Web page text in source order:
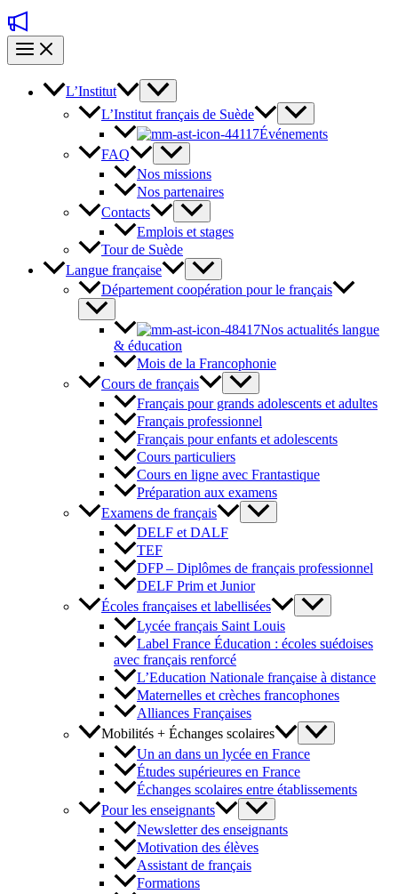
L’Institut
L’Institut français de Suède
Événements
FAQ
Nos missions
Nos partenaires
Contacts
Emplois et stages
Tour de Suède
Langue française
Département coopération pour le français
Nos actualités langue
& éducation
Mois de la Francophonie
Cours de français
Français pour grands adolescents et adultes
Français professionnel
Français pour enfants et adolescents
Cours particuliers
Cours en ligne avec Frantastique
Préparation aux examens
Examens de français
DELF et DALF
TEF
DFP – Diplômes de français professionnel
DELF Prim et Junior
Écoles françaises et labellisées
Lycée français Saint Louis
Label France Éducation : écoles suédoises
avec français renforcé
L’Education Nationale française à distance
Maternelles et crèches francophones
Alliances Françaises
Mobilités + Échanges scolaires
Un an dans un lycée en France
Études supérieures en France
Échanges scolaires entre établissements
Pour les enseignants
Newsletter des enseignants
Motivation des élèves
Assistant de français
Formations